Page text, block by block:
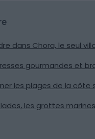
dans Chora, le seul
gourmandes et
les plages de la côte
les grottes